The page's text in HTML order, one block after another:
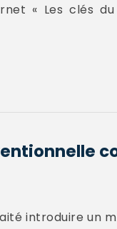
« Les clés
introduire un